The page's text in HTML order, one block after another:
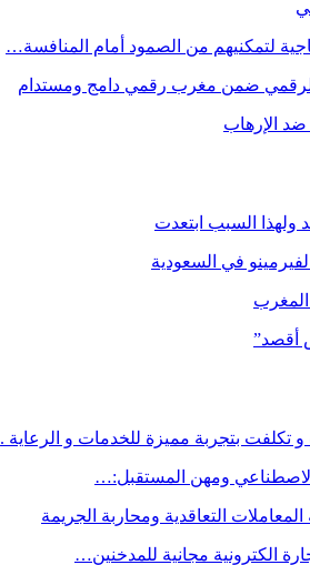
لتمكنيهم من الصمود أمام المنافسة…
الرقمي ضمن مغرب رقمي دامج ومستدام
ضد الإرهاب
ولهذا السبب ابتعدت
في السعودية
أقصد”
تكلفت بتجربة مميزة للخدمات و الرعاية .
التعاقدية ومحاربة الجريمة
الكترونية مجانية للمدخنين…